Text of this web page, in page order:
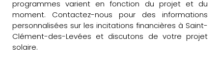
programmes varient en fonction du projet et du
moment. Contactez-nous pour des informations
personnalisées sur les incitations financières à Saint-
Clément-des-Levées et discutons de votre projet
solaire.